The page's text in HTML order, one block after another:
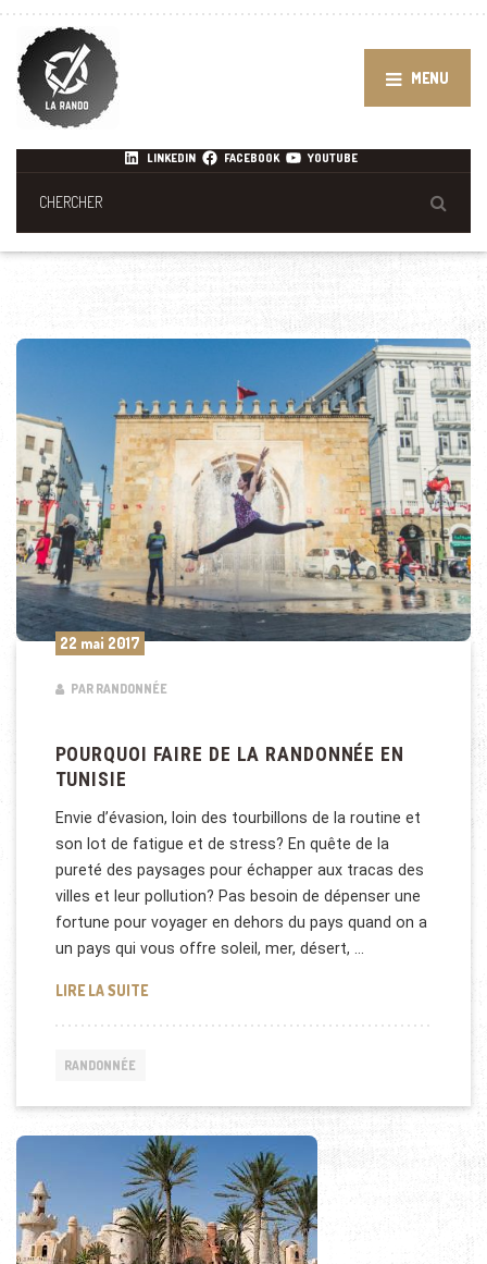
MENU
LINKEDIN FACEBOOK YOUTUBE
22 mai 2017
PAR RANDONNÉE
POURQUOI FAIRE DE LA RANDONNÉE EN
TUNISIE
Envie d’évasion, loin des tourbillons de la routine et
son lot de fatigue et de stress? En quête de la
pureté des paysages pour échapper aux tracas des
villes et leur pollution? Pas besoin de dépenser une
fortune pour voyager en dehors du pays quand on a
un pays qui vous offre soleil, mer, désert, …
LIRE LA SUITEPOURQUOI FAIRE DE LA RANDONNÉE EN TUNISIE
RANDONNÉE